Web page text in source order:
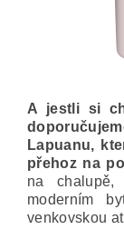
A jestli si
Lapuanu,
přehoz na
na
moderním
venkovskou